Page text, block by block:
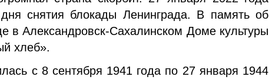
снятия блокады Ле­нинграда. В память об
в Александровск-Сахалинском Доме культуры
хлеб».
с 8 сен­тября 1941 года по 27 января 1944